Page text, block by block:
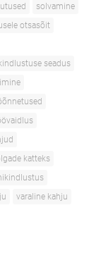
solvamine
otsasõit
seadus
katteks
varaline kahju